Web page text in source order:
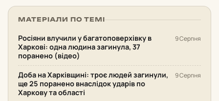
МАТЕРІАЛИ ПО ТЕМІ
Росіяни влучили у багатоповерхівку в
Харкові: одна людина загинула, 37
поранено (відео)
9 Серпня
Доба на Харківщині: троє людей загинули,
ще 25 поранено внаслідок ударів по
Харкову та області
9 Серпня